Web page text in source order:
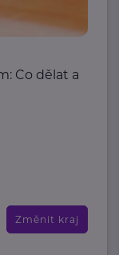
Co dělat a
Změnit kraj